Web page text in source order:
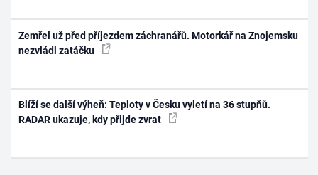
Zemřel už před příjezdem záchranářů. Motorkář na Znojemsku
nezvládl zatáčku
Blíží se další výheň: Teploty v Česku vyletí na 36 stupňů.
RADAR ukazuje, kdy přijde zvrat